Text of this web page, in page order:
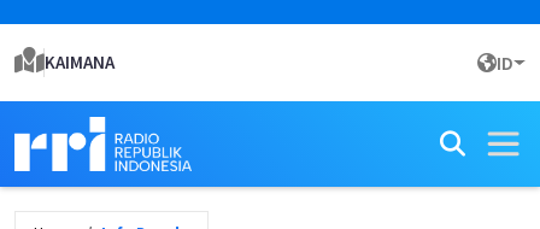
KAIMANA ID